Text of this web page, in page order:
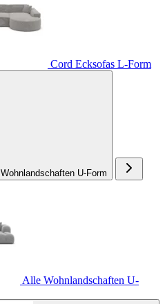
Cord Ecksofas L-Form
Wohnlandschaften U-Form
Alle Wohnlandschaften U-